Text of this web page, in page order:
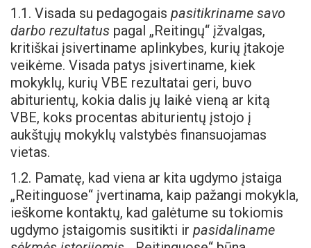
1.1. Visada su pedagogais pasitikriname savo
darbo rezultatus pagal „Reitingų“ įžvalgas,
kritiškai įsivertiname aplinkybes, kurių įtakoje
veikėme. Visada patys įsivertiname, kiek
mokyklų, kurių VBE rezultatai geri, buvo
abiturientų, kokia dalis jų laikė vieną ar kitą
VBE, koks procentas abiturientų įstojo į
aukštųjų mokyklų valstybės finansuojamas
vietas.
1.2. Pamatę, kad viena ar kita ugdymo įstaiga
„Reitinguose“ įvertinama, kaip pažangi mokykla,
ieškome kontaktų, kad galėtume su tokiomis
ugdymo įstaigomis susitikti ir pasidaliname